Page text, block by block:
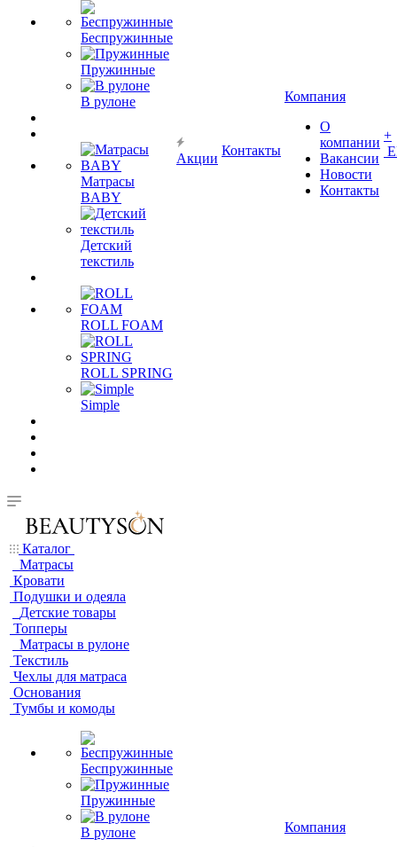
Беспружинные
Пружинные
В рулоне
Матрасы
BABY
Детский
текстиль
ROLL FOAM
ROLL SPRING
Simple
Акции
Контакты
Компания
О
компании
Вакансии
Новости
Контакты
+
Каталог
Матрасы
Кровати
Подушки и одеяла
Детские товары
Топперы
Матрасы в рулоне
Текстиль
Чехлы для матраса
Основания
Тумбы и комоды
Беспружинные
Пружинные
В рулоне
Компания